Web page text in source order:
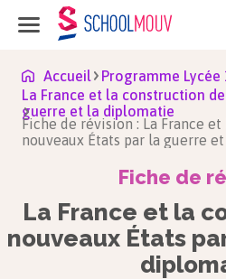
Accueil Programme Lycée
La France et la construction
guerre et la diplomatie
Fiche de révision : La France
nouveaux États par la guerre
Fiche de
La France et la
nouveaux États